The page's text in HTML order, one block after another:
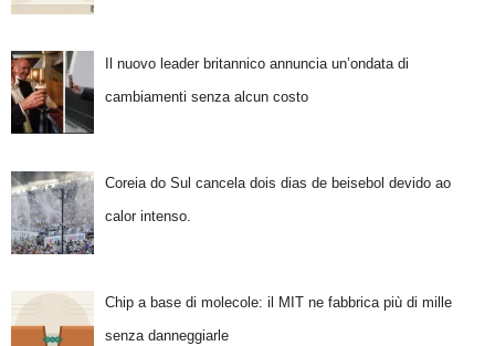
Il nuovo leader britannico annuncia un’ondata di
cambiamenti senza alcun costo
Coreia do Sul cancela dois dias de beisebol devido ao
calor intenso.
Chip a base di molecole: il MIT ne fabbrica più di mille
senza danneggiarle